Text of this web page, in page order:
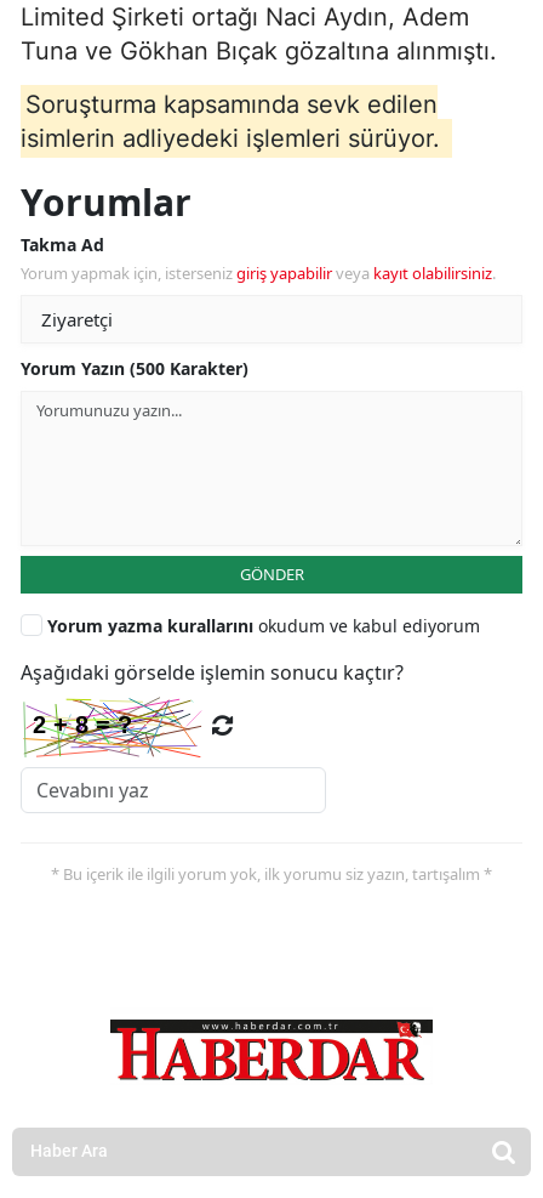
Limited Şirketi ortağı Naci Aydın, Adem
Tuna ve Gökhan Bıçak gözaltına alınmıştı.
Soruşturma kapsamında sevk edilen
isimlerin adliyedeki işlemleri sürüyor.
Yorumlar
Takma Ad
Yorum yapmak için, istersenizgiriş yapabilirveya kayıt olabilirsiniz.
Yorum Yazın (500 Karakter)
GÖNDER
Yorum yazma kurallarını okudum ve kabul ediyorum
Aşağıdaki görselde işlemin sonucu kaçtır?
* Bu içerik ile ilgili yorum yok, ilk yorumu siz yazın, tartışalım *